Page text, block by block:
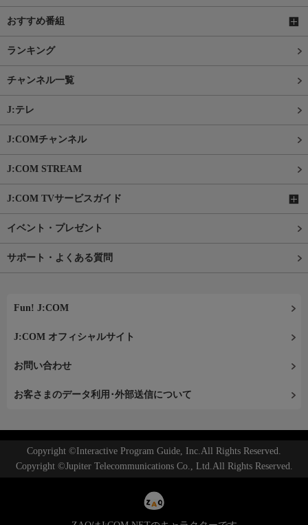
おすすめ番組
ランキング
チャンネル一覧
J:テレ
J:COMチャンネル
J:COM STREAM
J:COM TVサービスガイド
イベント・プレゼント
サポート・よくある質問
Fun! J:COM
J:COM オフィシャルサイト
お問い合わせ
お客さまのデータ利用･外部送信について
Copyright ©Interactive Program Guide, Inc.All Rights Reserved.
Copyright ©Jupiter Telecommunications Co., Ltd.All Rights Reserved.